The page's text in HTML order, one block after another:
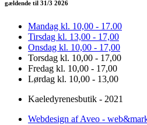
gældende til 31/3 2026
Mandag kl. 10,00 - 17.00
Tirsdag kl. 13,00 - 17,00
Onsdag kl. 10,00 - 17,00
Torsdag kl. 10,00 - 17,00
Fredag kl. 10,00 - 17,00
Lørdag kl. 10,00 - 13,00
Kaeledyrenesbutik - 2021
Webdesign af Aveo -